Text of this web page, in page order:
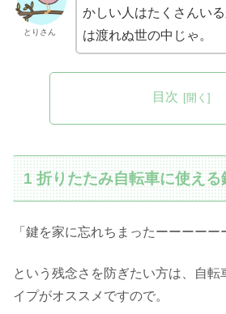
とりさん
かしい人はたくさんい
は渡れぬ世の中じゃ。
目次
1 折りたたみ自転車に使える
「鍵を家に忘れちまったーーーーー
という残念さを防ぎたい方は、自転
イプがオススメですので。